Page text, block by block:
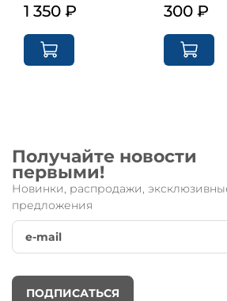
швейцарского бренда
Новинка от производителя, которая
1 350 ₽ 300 ₽
Получайте новости
первыми!
Новинки, распродажи,
предложения
ПОДПИСАТЬСЯ